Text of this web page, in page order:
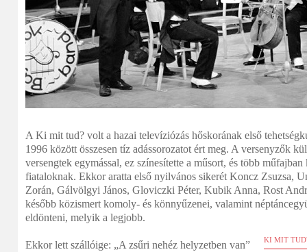
A Ki mit tud? volt a hazai televíziózás hőskorának első
1996 között összesen tíz adássorozatot ért meg. A versenyzők
versengtek egymással, ez színesítette a műsort, és több
fiataloknak. Ekkor aratta első nyilvános sikerét Koncz Zsuzsa,
Zorán, Gálvölgyi János, Gloviczki Péter, Kubik Anna, Rost
később közismert komoly- és könnyűzenei, valamint
eldönteni, melyik a legjobb.
KI MIT
Ekkor lett szállóige: „A zsűri nehéz helyzetben van”